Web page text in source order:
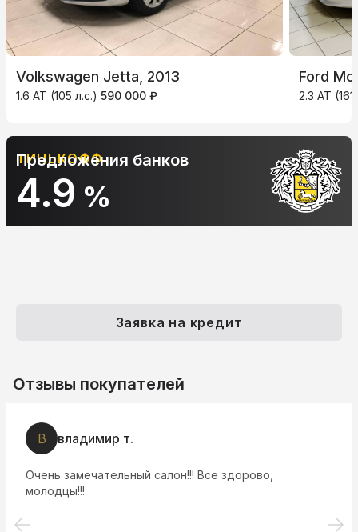
Volkswagen Jetta, 2013
1.6 AT (105 л.с.) 590 000 ₽
Ford
2.3 AT
АЛЬФА-БАНК
10.9
Предложения банков
Заявка на кредит
Отзывы покупателей
В владимир т.
Очень замечательный салон!!! Все здорово,
молодцы!!!